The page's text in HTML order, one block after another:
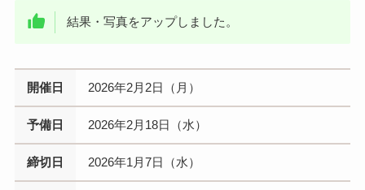
結果・写真をアップしました。
開催日 2026年2月2日（月）
予備日 2026年2月18日（水）
締切日 2026年1月7日（水）